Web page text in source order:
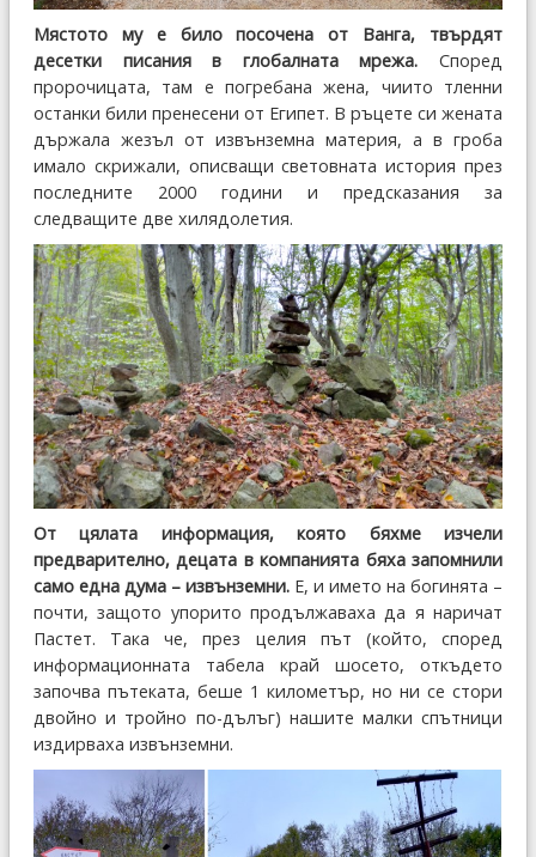
Мястото му е било посочена от Ванга, твърдят
десетки писания в глобалната мрежа. Според
пророчицата, там е погребана жена, чиито тленни
останки били пренесени от Египет. В ръцете си жената
държала жезъл от извънземна материя, а в гроба
имало скрижали, описващи световната история през
последните 2000 години и предсказания за
следващите две хилядолетия.
От цялата информация, която бяхме изчели
предварително, децата в компанията бяха запомнили
само една дума – извънземни. Е, и името на богинята –
почти, защото упорито продължаваха да я наричат
Пастет. Така че, през целия път (който, според
информационната табела край шосето, откъдето
започва пътеката, беше 1 километър, но ни се стори
двойно и тройно по-дълъг) нашите малки спътници
издирваха извънземни.